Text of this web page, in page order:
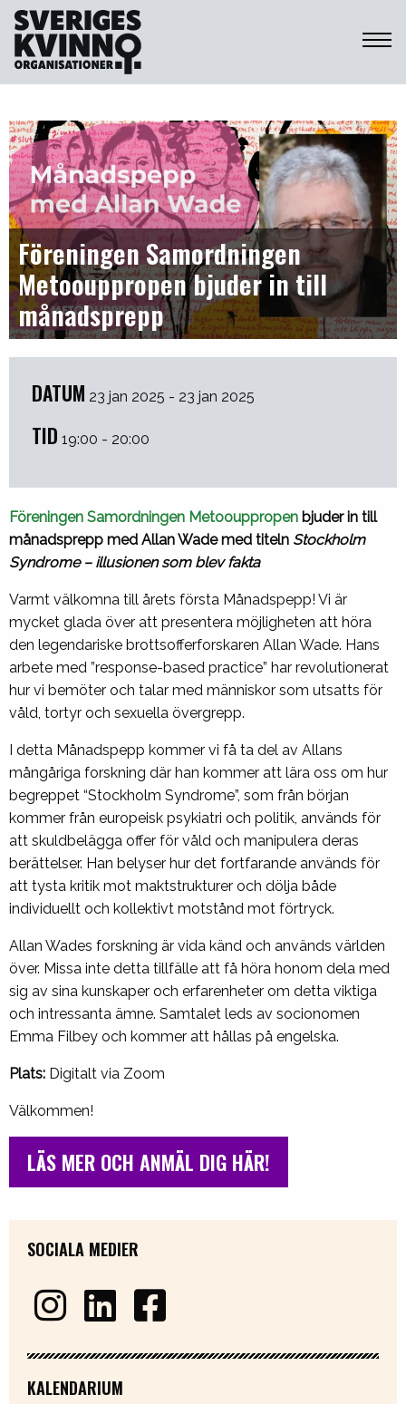
Sveriges Kvinnoorganisationer
Föreningen Samordningen
Metoouppropen bjuder in till
månadsprepp
DATUM 23 jan 2025 - 23 jan 2025
TID 19:00 - 20:00
Föreningen Samordningen Metoouppropen bjuder in till
månadsprepp med Allan Wade med titeln Stockholm
Syndrome – illusionen som blev fakta
Varmt välkomna till årets första Månadspepp! Vi är
mycket glada över att presentera möjligheten att höra
den legendariske brottsofferforskaren Allan Wade. Hans
arbete med ”response-based practice” har revolutionerat
hur vi bemöter och talar med människor som utsatts för
våld, tortyr och sexuella övergrepp.
I detta Månadspepp kommer vi få ta del av Allans
mångåriga forskning där han kommer att lära oss om hur
begreppet “Stockholm Syndrome”, som från början
kommer från europeisk psykiatri och politik, används för
att skuldbelägga offer för våld och manipulera deras
berättelser. Han belyser hur det fortfarande används för
att tysta kritik mot maktstrukturer och dölja både
individuellt och kollektivt motstånd mot förtryck.
Allan Wades forskning är vida känd och används världen
över. Missa inte detta tillfälle att få höra honom dela med
sig av sina kunskaper och erfarenheter om detta viktiga
och intressanta ämne. Samtalet leds av socionomen
Emma Filbey och kommer att hållas på engelska.
Plats: Digitalt via Zoom
Välkommen!
LÄS MER OCH ANMÄL DIG HÄR!
SOCIALA MEDIER
KALENDARIUM